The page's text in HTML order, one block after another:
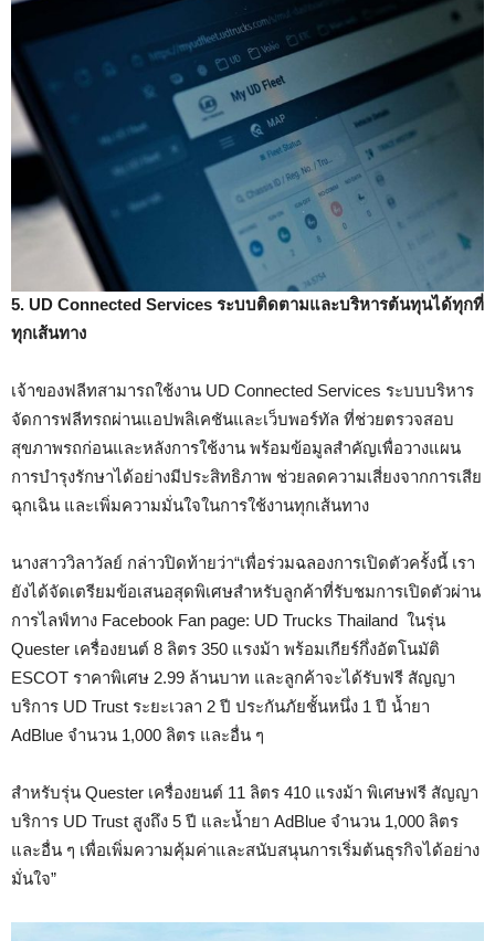
5. UD Connected Services ระบบติดตามและบริหารต้นทุนได้ทุกที่
ทุกเส้นทาง
เจ้าของฟลีทสามารถใช้งาน UD Connected Services ระบบบริหาร
จัดการฟลีทรถผ่านแอปพลิเคชันและเว็บพอร์ทัล ที่ช่วยตรวจสอบ
สุขภาพรถก่อนและหลังการใช้งาน พร้อมข้อมูลสำคัญเพื่อวางแผน
การบำรุงรักษาได้อย่างมีประสิทธิภาพ ช่วยลดความเสี่ยงจากการเสีย
ฉุกเฉิน และเพิ่มความมั่นใจในการใช้งานทุกเส้นทาง
นางสาววิลาวัลย์ กล่าวปิดท้ายว่า“เพื่อร่วมฉลองการเปิดตัวครั้งนี้ เรา
ยังได้จัดเตรียมข้อเสนอสุดพิเศษสำหรับลูกค้าที่รับชมการเปิดตัวผ่าน
การไลฟ์ทาง Facebook Fan page: UD Trucks Thailand ในรุ่น
Quester เครื่องยนต์ 8 ลิตร 350 แรงม้า พร้อมเกียร์กึ่งอัตโนมัติ
ESCOT ราคาพิเศษ 2.99 ล้านบาท และลูกค้าจะได้รับฟรี สัญญา
บริการ UD Trust ระยะเวลา 2 ปี ประกันภัยชั้นหนึ่ง 1 ปี น้ำยา
AdBlue จำนวน 1,000 ลิตร และอื่น ๆ
สำหรับรุ่น Quester เครื่องยนต์ 11 ลิตร 410 แรงม้า พิเศษฟรี สัญญา
บริการ UD Trust สูงถึง 5 ปี และน้ำยา AdBlue จำนวน 1,000 ลิตร
และอื่น ๆ เพื่อเพิ่มความคุ้มค่าและสนับสนุนการเริ่มต้นธุรกิจได้อย่าง
มั่นใจ”